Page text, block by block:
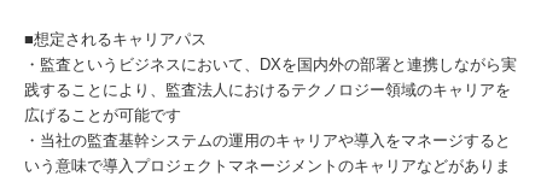
■想定されるキャリアパス
・監査というビジネスにおいて、DXを国内外の部署と連携しながら実
践することにより、監査法人におけるテクノロジー領域のキャリアを
広げることが可能です
・当社の監査基幹システムの運用のキャリアや導入をマネージすると
いう意味で導入プロジェクトマネージメントのキャリアなどがありま